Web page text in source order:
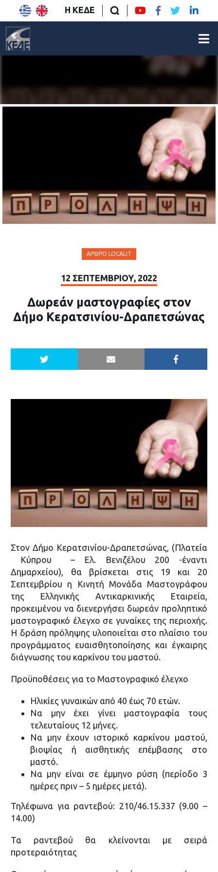
Η ΚΕΔΕ
ΆΡΘΡΟ LOCALIT
12 ΣΕΠΤΕΜΒΡΊΟΥ, 2022
Δωρεάν μαστογραφίες στον
Δήμο Κερατσινίου-Δραπετσώνας
Στον Δήμο Κερατσινίου-Δραπετσώνας, (Πλατεία
Κύπρου – Ελ. Βενιζέλου 200 -έναντι
Δημαρχείου), θα βρίσκεται στις 19 και 20
Σεπτεμβρίου η Κινητή Μονάδα Μαστογράφου
της Ελληνικής Αντικαρκινικής Εταιρεία,
προκειμένου να διενεργήσει δωρεάν προληπτικό
μαστογραφικό έλεγχο σε γυναίκες της περιοχής.
Η δράση πρόληψης υλοποιείται στο πλαίσιο του
προγράμματος ευαισθητοποίησης και έγκαιρης
διάγνωσης του καρκίνου του μαστού.
Προϋποθέσεις για το Μαστογραφικό έλεγχο
Ηλικίες γυναικών από 40 έως 70 ετών.
Να μην έχει γίνει μαστογραφία τους
τελευταίους 12 μήνες.
Να μην έχουν ιστορικό καρκίνου μαστού,
βιοψίας ή αισθητικής επέμβασης στο
μαστό.
Να μην είναι σε έμμηνο ρύση (περίοδο 3
ημέρες πριν – 5 ημέρες μετά).
Τηλέφωνα για ραντεβού: 210/46.15.337 (9.00 –
14.00)
Τα ραντεβού θα κλείνονται με σειρά
προτεραιότητας